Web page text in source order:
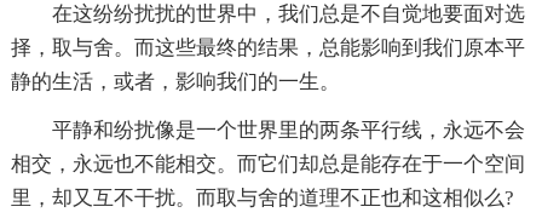
在这纷纷扰扰的世界中，我们总是不自觉地要面对选
择，取与舍。而这些最终的结果，总能影响到我们原本平
静的生活，或者，影响我们的一生。
平静和纷扰像是一个世界里的两条平行线，永远不会
相交，永远也不能相交。而它们却总是能存在于一个空间
里，却又互不干扰。而取与舍的道理不正也和这相似么?